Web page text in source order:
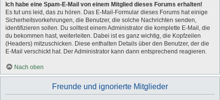
Ich habe eine Spam-E-Mail von einem Mitglied dieses Forums erhalten!
Es tut uns leid, das zu hören. Das E-Mail-Formular dieses Forums hat einige
Sicherheitsvorkehrungen, die Benutzer, die solche Nachrichten senden,
identifizieren sollen. Du solltest einem Administrator die komplette E-Mail, die
du bekommen hast, weiterleiten. Dabei ist es ganz wichtig, die Kopfzeilen
(Headers) mitzuschicken. Diese enthalten Details über den Benutzer, der die
E-Mail verschickt hat. Der Administrator kann dann entsprechend reagieren.
Nach oben
Freunde und ignorierte Mitglieder